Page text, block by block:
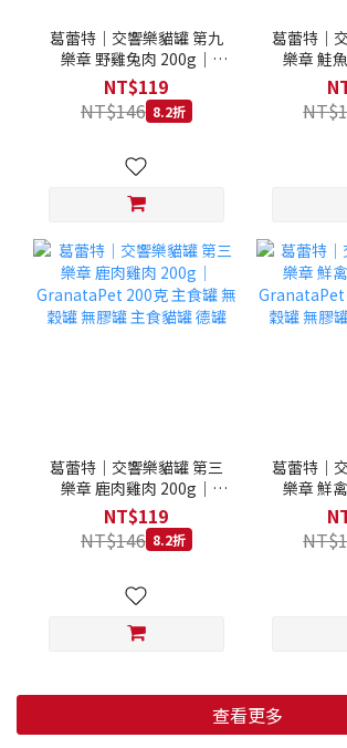
葛蕾特｜交響樂貓罐 第九
樂章 野雞兔肉 200g｜
GranataPet 200克 主食罐
無穀罐 無膠罐 主食貓罐 德
罐
NT$119
NT$146 8.2折
葛蕾特｜
樂章 鮭
無穀罐 無
葛蕾特｜交響樂貓罐 第三
樂章 鹿肉雞肉 200g｜
GranataPet 200克 主食罐
無穀罐 無膠罐 主食貓罐 德
罐
NT$119
NT$146 8.2折
葛蕾特｜
樂章 鮮
無穀罐 無
查看更多